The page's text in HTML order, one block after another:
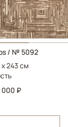
/ № 5092
243 см
000 ₽